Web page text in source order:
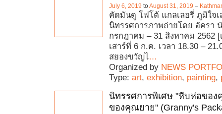
July 6, 2019 toAugust 31, 2019 –
คัดมันดู โฟโต้ แกลเลอรี่ ภูมิใจเ
นิทรรศการภาพถ่ายโดย อัครา
กรกฎาคม – 31 สิงหาคม 2562
เสาร์ที่ 6 ก.ค. เวลา 18.30 –
สยองขวัญไ…
Organized by NEWS
Type: art, exhibition, painting,
นิทรรศการพิเศษ "หีบห่อขอ
ของคุณยาย" (Granny's